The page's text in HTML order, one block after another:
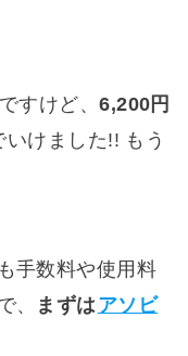
すけど、6,200円
いけました!! もう
手数料や使用料
、
まずはアソビ